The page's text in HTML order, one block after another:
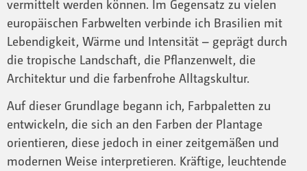
vermittelt werden können. Im Gegensatz zu vielen
europäischen Farbwelten verbinde ich Brasilien mit
Lebendigkeit, Wärme und Intensität – geprägt durch
die tropische Landschaft, die Pflanzenwelt, die
Architektur und die farbenfrohe Alltagskultur.
Auf dieser Grundlage begann ich, Farbpaletten zu
entwickeln, die sich an den Farben der Plantage
orientieren, diese jedoch in einer zeitgemäßen und
modernen Weise interpretieren. Kräftige, leuchtende